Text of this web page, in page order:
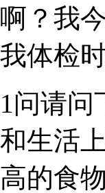
啊？我
我体检
1问请问
和生活
高的食